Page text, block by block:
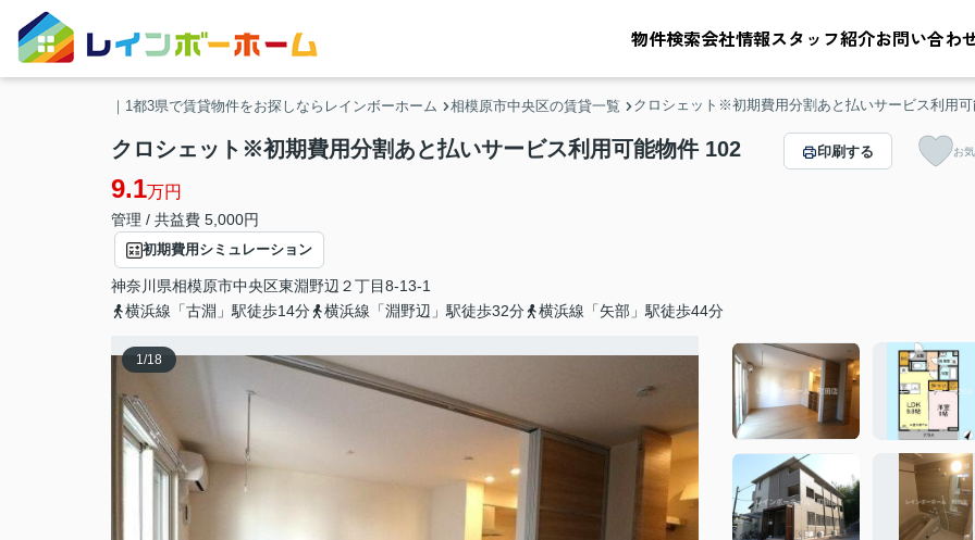
物件検索会社情報スタッフ紹介お問い合わ
｜1都3県で賃貸物件をお探しならレインボーホーム 相模原市中央区の賃貸一覧 クロシェット※初期費用分割あと払いサービス利用
クロシェット※初期費用分割あと払いサービス利用可能物件 102
9.1万円
管理 / 共益費 5,000円
初期費用シミュレーション
神奈川県相模原市中央区東淵野辺 ２丁目8-13-1
横浜線「古淵」駅徒歩14分
横浜線「淵野辺」駅徒歩32分 横浜線「矢部」駅徒歩44分
印刷する お
1/18